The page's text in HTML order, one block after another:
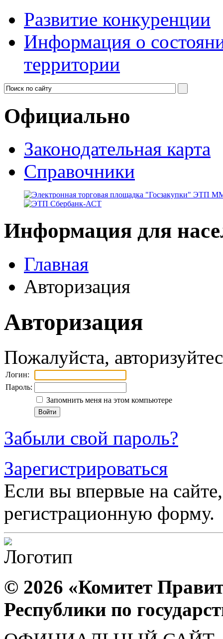
Развитие конкуренции
Информация о
территории
Официально
Законодательная карта
Справочники
Информация для
Главная
Авторизация
Авторизация
Пожалуйста,
Логин:
Пароль:
Запомнить меня на этом компьютере
Забыли свой пароль?
Зарегистрироваться
Если вы впервые на
регистрационную форму.
© 2026 «Комитет
Республики по